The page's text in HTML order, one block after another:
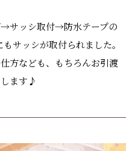
サッシ取付→防水テープの
サッシが取付られました。
方なども、もちろんお引渡
ます♪